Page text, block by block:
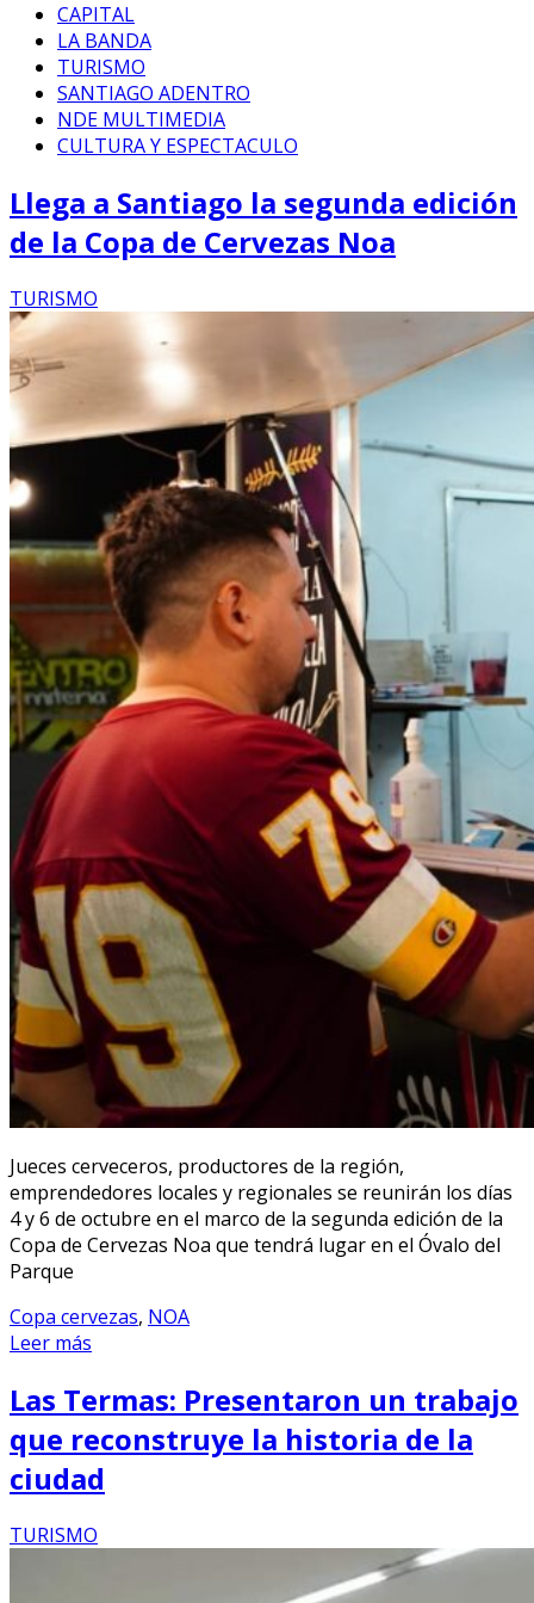
CAPITAL
LA BANDA
TURISMO
SANTIAGO ADENTRO
NDE MULTIMEDIA
CULTURA Y ESPECTACULO
Llega a Santiago la segunda edición
de la Copa de Cervezas Noa
TURISMO
Jueces cerveceros, productores de la región,
emprendedores locales y regionales se reunirán los días
4 y 6 de octubre en el marco de la segunda edición de la
Copa de Cervezas Noa que tendrá lugar en el Óvalo del
Parque
Copa cervezas, NOA
Leer más
Las Termas: Presentaron un trabajo
que reconstruye la historia de la
ciudad
TURISMO